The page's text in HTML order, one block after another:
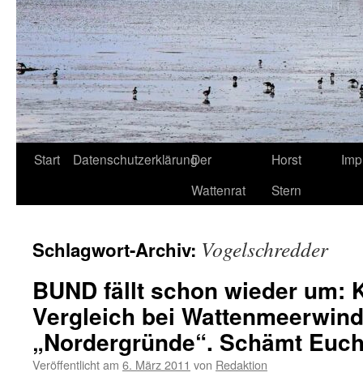
Start DatenschutzerklärungDer
Wattenrat
Horst
Stern
Schlagwort-Archiv: Vogelschredder
BUND fällt schon wieder um:
Vergleich bei
„Nordergründe“. Schämt
Veröffentlicht am 6. März 2011 von Redaktion